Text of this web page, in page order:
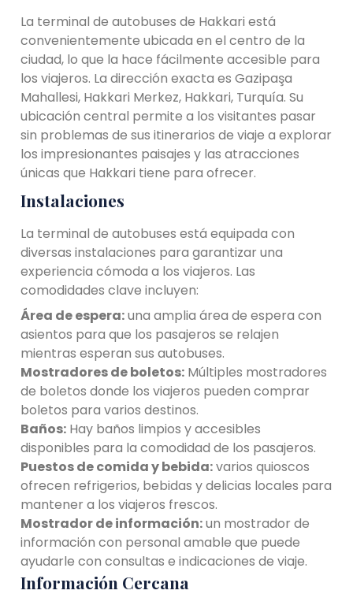
La terminal de autobuses de Hakkari está
convenientemente ubicada en el centro de la
ciudad, lo que la hace fácilmente accesible para
los viajeros. La dirección exacta es Gazipaşa
Mahallesi, Hakkari Merkez, Hakkari, Turquía. Su
ubicación central permite a los visitantes pasar
sin problemas de sus itinerarios de viaje a explorar
los impresionantes paisajes y las atracciones
únicas que Hakkari tiene para ofrecer.
Instalaciones
La terminal de autobuses está equipada con
diversas instalaciones para garantizar una
experiencia cómoda a los viajeros. Las
comodidades clave incluyen:
Área de espera:una amplia área de espera con
asientos para que los pasajeros se relajen
mientras esperan sus autobuses.
Mostradores de boletos: Múltiples mostradores
de boletos donde los viajeros pueden comprar
boletos para varios destinos.
Baños: Hay baños limpios y accesibles
disponibles para la comodidad de los pasajeros.
Puestos de comida y bebida:varios quioscos
ofrecen refrigerios, bebidas y delicias locales para
mantener a los viajeros frescos.
Mostrador de información:un mostrador de
información con personal amable que puede
ayudarle con consultas e indicaciones de viaje.
Información Cercana